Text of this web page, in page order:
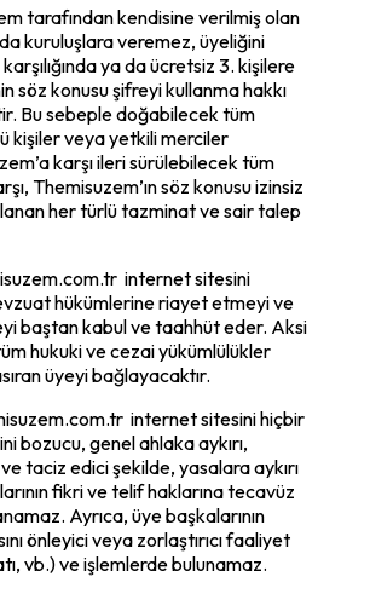
tarafından kendisine verilmiş olan
kuruluşlara veremez, üyeliğini
ya da ücretsiz 3. kişilere
söz konusu şifreyi kullanma hakkı
Bu sebeple doğabilecek tüm
kişiler veya yetkili merciler
karşı ileri sürülebilecek tüm
Themisuzem’ın söz konusu izinsiz
her türlü tazminat ve sair talep
internet sitesini
hükümlerine riayet etmeyi ve
baştan kabul ve taahhüt eder. Aksi
hukuki ve cezai yükümlülükler
üyeyi bağlayacaktır.
internet sitesini hiçbir
bozucu, genel ahlaka aykırı,
ve taciz edici şekilde, yasalara aykırı
fikri ve telif haklarına tecavüz
Ayrıca, üye başkalarının
önleyici veya zorlaştırıcı faaliyet
vb.) ve işlemlerde bulunamaz.